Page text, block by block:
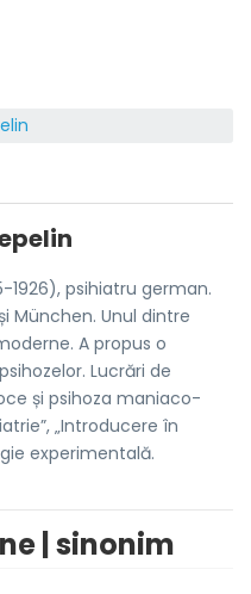
1926), psihiatru german.
München. Unul dintre
A propus o
Lucrări de
și psihoza maniaco-
„Introducere în
experimentală.
| sinonim